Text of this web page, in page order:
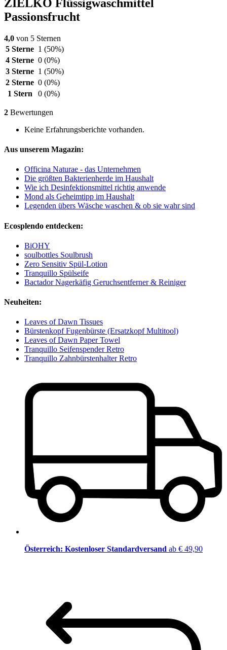
ZIELKO Flüssigwaschmittel
Passionsfrucht
4,0 von 5 Sternen
5 Sterne 1 (50%)
4 Sterne 0 (0%)
3 Sterne 1 (50%)
2 Sterne 0 (0%)
1 Stern
0 (0%)
2 Bewertungen
Keine Erfahrungsberichte vorhanden.
Aus unserem Magazin:
Officina Naturae - das Unternehmen
Die größten Bakterienherde im Haushalt
Wie ich Desinfektionsmittel richtig anwende
Mond als Geheimtipp im Haushalt
Legenden übers Wäsche waschen & ob sie wahr sind
Ecosplendo entdecken:
BiOHY
soulbottles Soulbrush
Zero Sensitiv Spül-Lotion
Tranquillo Spülseife
Bactador Nagerkäfig Geruchsentferner & Reiniger
Neuheiten:
Leaves of Dawn Tissues
Bürstenkopf Fugenbürste (Ersatzkopf Multitool)
Leaves of Dawn Paper Towel
Tranquillo Seifenspender Retro
Tranquillo Zahnbürstenhalter Retro
Österreich: Kostenloser Standardversand ab € 49,90